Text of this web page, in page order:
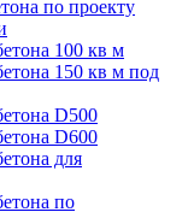
по проекту
100 кв м
150 кв м под
D500
D600
для
по